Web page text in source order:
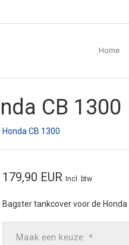
Home
CB 1300
CB 1300
179,90 EUR Incl. btw
Bagster tankcover voor de Honda
Maak een keuze: *